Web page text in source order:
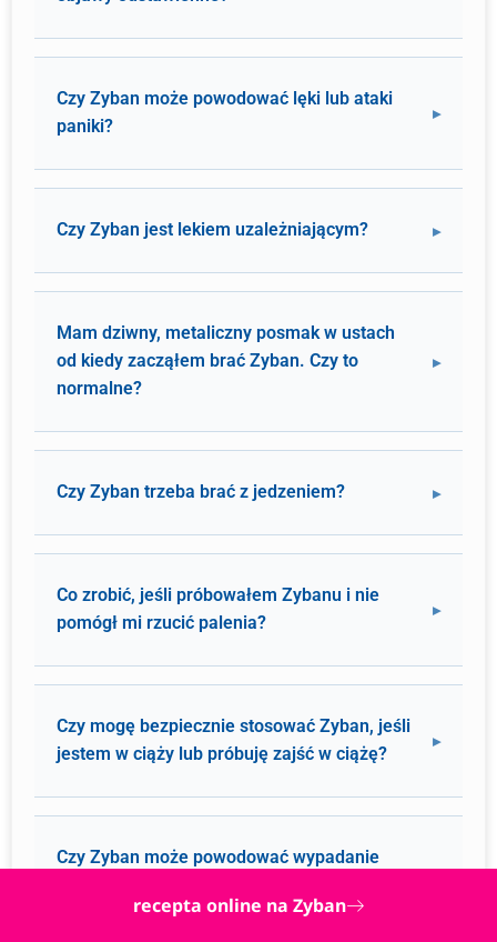
Czy Zyban może powodować lęki lub ataki
paniki?
Czy Zyban jest lekiem uzależniającym?
Mam dziwny, metaliczny posmak w ustach
od kiedy zacząłem brać Zyban. Czy to
normalne?
Czy Zyban trzeba brać z jedzeniem?
Co zrobić, jeśli próbowałem Zybanu i nie
pomógł mi rzucić palenia?
Czy mogę bezpiecznie stosować Zyban, jeśli
jestem w ciąży lub próbuję zajść w ciążę?
Czy Zyban może powodować wypadanie
recepta online na Zyban